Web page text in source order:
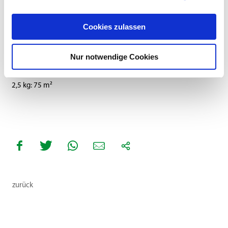
Cookies zulassen
Nur notwendige Cookies
30-50 g/m²
2,5 kg: 75 m²
zurück